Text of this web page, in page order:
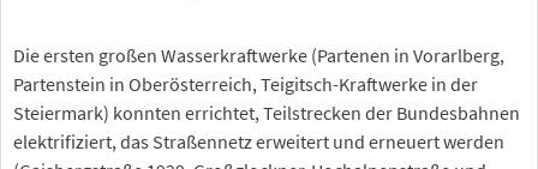
Die ersten großen Wasserkraftwerke (Partenen in Vorarlberg,
Partenstein in Oberösterreich, Teigitsch-Kraftwerke in der
Steiermark) konnten errichtet, Teilstrecken der Bundesbahnen
elektrifiziert, das Straßennetz erweitert und erneuert werden